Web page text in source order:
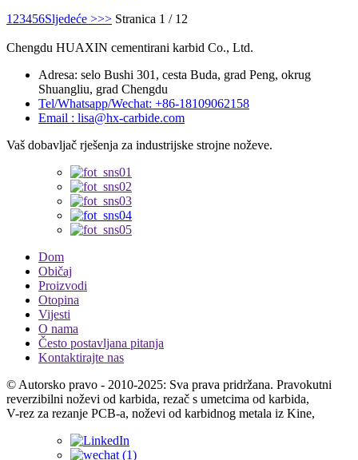
1 23456Sljedeće >>> Stranica 1 / 12
Chengdu HUAXIN cementirani karbid Co., Ltd.
Adresa: selo Bushi 301, cesta Buda, grad Peng, okrug
Shuangliu, grad Chengdu
Tel/Whatsapp/Wechat: +86-18109062158
Email : lisa@hx-carbide.com
Vaš dobavljač rješenja za industrijske strojne noževe.
Dom
Običaj
Proizvodi
Otopina
Vijesti
O nama
Često postavljana pitanja
Kontaktirajte nas
© Autorsko pravo - 2010-2025: Sva prava pridržana. Pravokutni
reverzibilni noževi od karbida, rezač s umetcima od karbida,
V-rez za rezanje PCB-a, noževi od karbidnog metala iz Kine,